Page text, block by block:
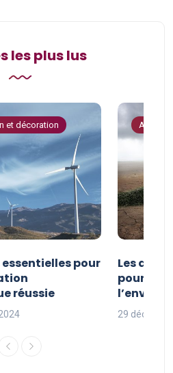
les plus lus
et décoration
essentielles pour
réussie
Les
pour
29